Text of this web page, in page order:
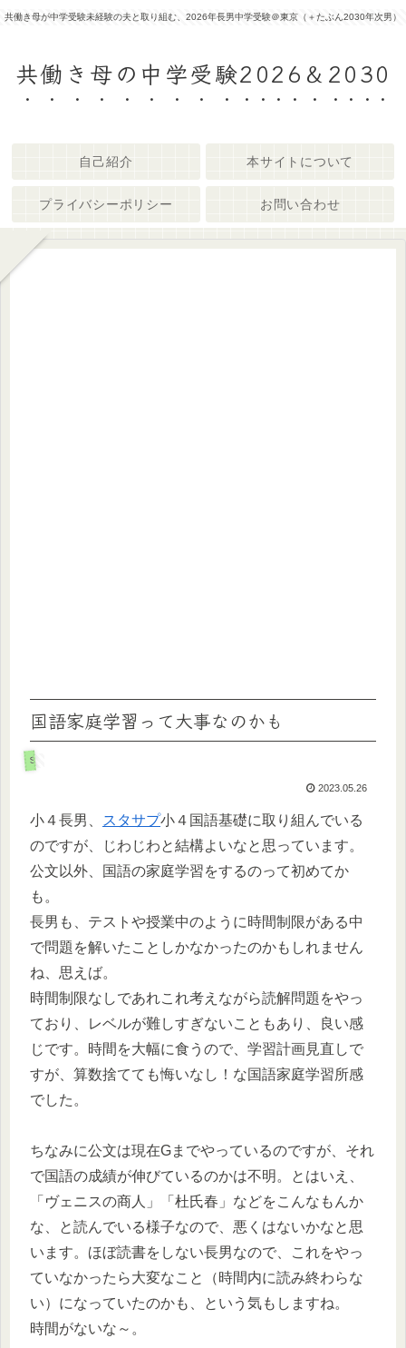
共働き母が中学受験未経験の夫と取り組む、2026年長男中学受験＠東京（＋たぶん2030年次男）
共働き母の中学受験2026＆2030
自己紹介 本サイトについて
プライバシーポリシー お問い合わせ
国語家庭学習って大事なのかも
SAPIX
2023.05.26
小４長男、 スタサプ小４国語基礎に取り組んでいる
のですが、じわじわと結構よいなと思っています。
公文以外、国語の家庭学習をするのって初めてか
も。
長男も、テストや授業中のように時間制限がある中
で問題を解いたことしかなかったのかもしれません
ね、思えば。
時間制限なしであれこれ考えながら読解問題をやっ
ており、レベルが難しすぎないこともあり、良い感
じです。時間を大幅に食うので、学習計画見直しで
すが、算数捨てても悔いなし！な国語家庭学習所感
でした。
ちなみに公文は現在Gまでやっているのですが、それ
で国語の成績が伸びているのかは不明。とはいえ、
「ヴェニスの商人」「杜氏春」などをこんなもんか
な、と読んでいる様子なので、悪くはないかなと思
います。ほぼ読書をしない長男なので、これをやっ
ていなかったら大変なこと（時間内に読み終わらな
い）になっていたのかも、という気もしますね。
時間がないな～。